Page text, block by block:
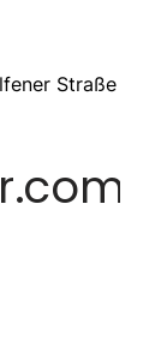
Straße